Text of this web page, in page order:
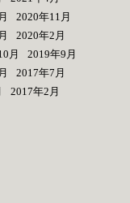
2020年11月
2020年2月
月
2019年9月
2017年7月
2017年2月